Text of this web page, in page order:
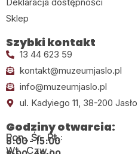
Sklep
Szybki kontakt
13 44 623 59
kontakt@muzeumjaslo.pl
info@muzeumjaslo.pl
ul. Kadyiego 11, 38-200 Jasło
Godziny otwarcia:
Pon., Śr., Pt.:
8:00 - 15:00
Wt., Czw.: